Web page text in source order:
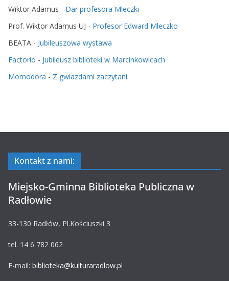
Wiktor Adamus - Dar profesora Mleczki
Prof. Wiktor Adamus UJ - Profesor Edward Mleczko
BEATA - Jubileuszowa wystawa
Factorio - Jubileusz biblioteki w Marcinkowicach
Momodora - Z gwiazdami zaczytani
Kontakt z nami:
Miejsko-Gminna Biblioteka Publiczna w
Radłowie
33-130 Radłów, Pl.Kościuszki 3
tel. 14 6 782 062
E-mail: biblioteka@kulturaradlow.pl